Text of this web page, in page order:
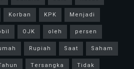
Korban KPK
Menjadi
OJK oleh
persen
Rupiah Saat
Saham
Tersangka
Tidak